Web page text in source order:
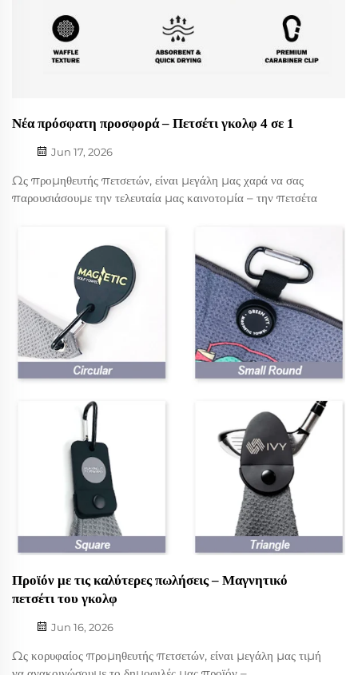
Νέα πρόσφατη προσφορά – Πετσέτι γκολφ 4 σε 1
Jun 17, 2026
Ως προμηθευτής πετσετών, είναι μεγάλη μας χαρά να σας
παρουσιάσουμε την τελευταία μας καινοτομία – την πετσέτα
προσφέρει στους γκολφίστες έναν βολικό και αποτελεσματικό
τρόπο να κρατούν καθαρά τα...
Προϊόν με τις καλύτερες πωλήσεις – Μαγνητικό
πετσέτι του γκολφ
Jun 16, 2026
Ως κορυφαίος προμηθευτής πετσετών, είναι μεγάλη μας τιμή